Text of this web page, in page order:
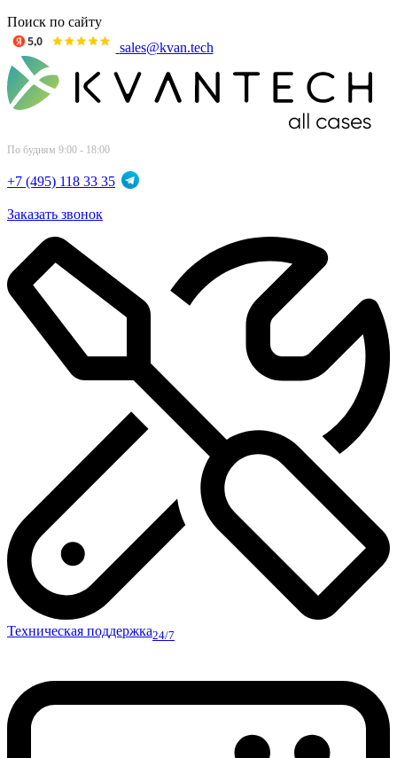
Поиск по сайту
sales@kvan.tech
По будням 9:00 - 18:00
+7 (495) 118 33 35
Заказать звонок
Техническая поддержка24/7